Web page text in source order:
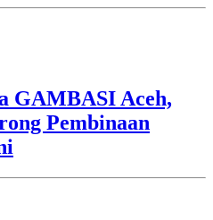
GAMBASI Aceh,
Pembinaan